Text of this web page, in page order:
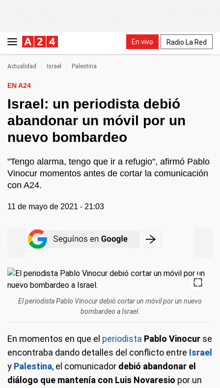
En vivo Radio La Red
Actualidad Israel Palestina
EN A24
Israel: un periodista debió
abandonar un móvil por un
nuevo bombardeo
"Tengo alarma, tengo que ir a refugio", afirmó Pablo
Vinocur momentos antes de cortar la comunicación
con A24.
11 de mayo de 2021 - 21:03
El periodista Pablo Vinocur debió cortar un móvil por un nuevo
bombardeo a Israel.
En momentos en que el periodista Pablo Vinocur se
encontraba dando detalles del conflicto entre Israel
y Palestina, el comunicador debió abandonar el
diálogo que mantenía con Luis Novaresio por un